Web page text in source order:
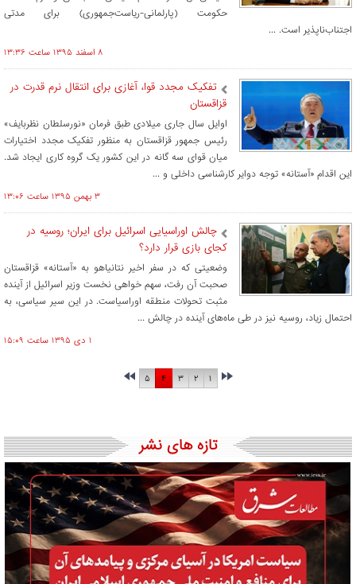
حکومت (پارلمانی-ریاست‌جمهوری) برای مدتی
اجتناب‌ناپذیر است. ...
۸ اسفند ۱۳۹۵ ساعت ۱۳:۳۶
تفکیک مجدد قوا، آغازی برای انتقال نرم قدرت در
قزاقستان
اوایل سال جاری میلادی طبق فرمان «نورسلطان نظربایف»
رئیس جمهور قزاقستان به منظور تفکیک مجدد اختیارات
میان قوای سه گانه در این کشور یک گروه کاری ایجاد شد.
این اقدام «آستانه» توجه دوایر کارشناسی داخلی و ...
۳ بهمن ۱۳۹۵ ساعت ۱۳:۰۶
چالش اوراسیایی اسرائیل برای ایران؛ روسیه در
کجای بازی قرار دارد؟
وضعیتی که در سفر اخیر نتانیاهو به «آستانه» قزاقستان
صحبت آن رفت، سهم خواهی نخست وزیر اسرائیل از آینده
مثبت تحولات منطقه اوراسیاست. در این سیر سیاسی، به
احتمال زیاد، روسیه نیز در طی ماه‌های آینده در چالش ...
۱ دی ۱۳۹۵ ساعت ۱۵:۰۹
۱ ۲ ۳ ۴ ۵
تازه های نشر